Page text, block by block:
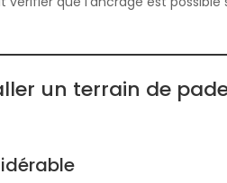
un terrain de